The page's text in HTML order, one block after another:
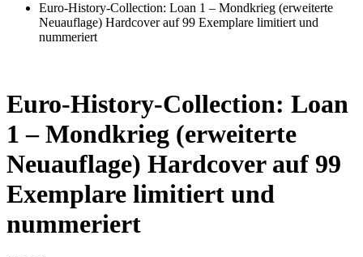
Euro-History-Collection: Loan 1 – Mondkrieg (erweiterte
Neuauflage) Hardcover auf 99 Exemplare limitiert und
nummeriert
Euro-History-Collection: Loan
1 – Mondkrieg (erweiterte
Neuauflage) Hardcover auf 99
Exemplare limitiert und
nummeriert